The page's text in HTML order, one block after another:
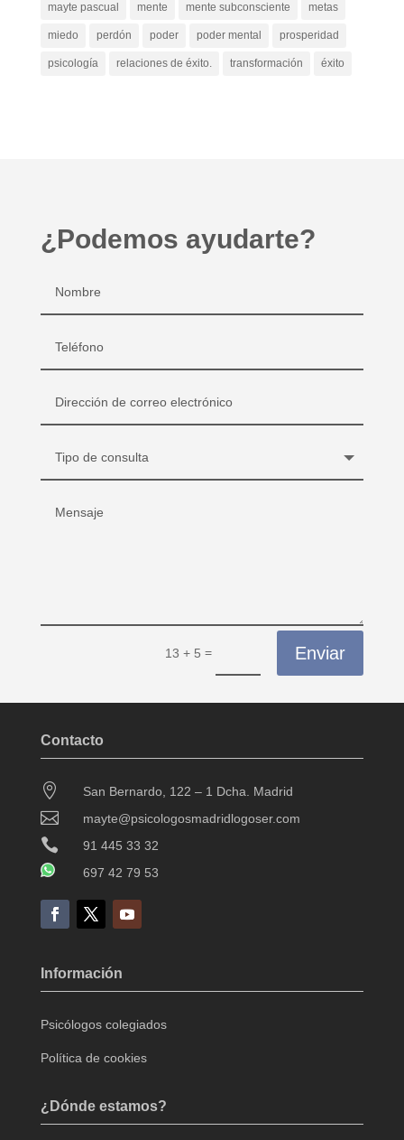
mayte pascual mente mente subconsciente metas
miedo perdón poder poder mental prosperidad
psicología relaciones de éxito. transformación éxito
¿Podemos ayudarte?
13 + 5 = Enviar
Contacto
 San Bernardo, 122 – 1 Dcha. Madrid
 mayte@psicologosmadridlogoser.com

91 445 33 32
697 42 79 53
Información
Psicólogos colegiados
Política de cookies
¿Dónde estamos?